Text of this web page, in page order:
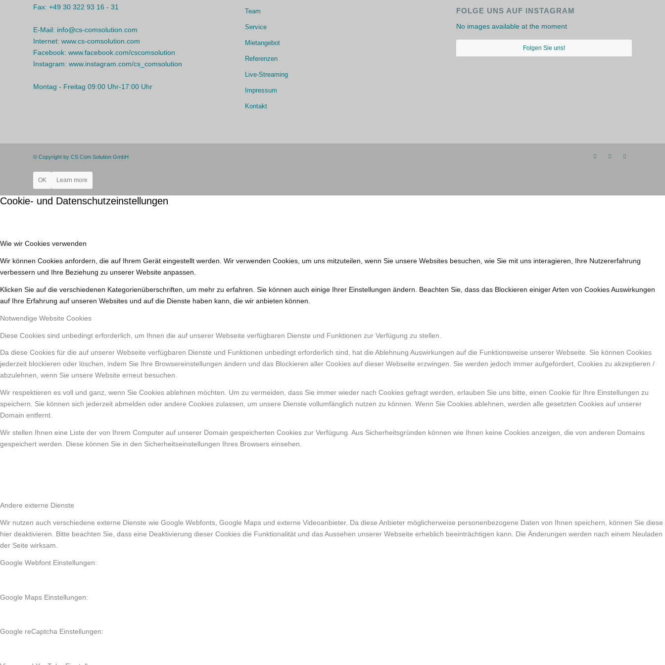
Fax: +49 30 322 93 16 - 31
E-Mail: info@cs-comsolution.com
Internet: www.cs-comsolution.com
Facebook: www.facebook.com/cscomsolution
Instagram: www.instagram.com/cs_comsolution
Montag - Freitag 09:00 Uhr-17:00 Uhr
Team
Service
Mietangebot
Referenzen
Live-Streaming
Impressum
Kontakt
FOLGE UNS AUF INSTAGRAM
No images available at the moment
Folgen Sie uns!
© Copyright by CS Com Solution GmbH
OK Learn more
Cookie- und Datenschutzeinstellungen
Wie wir Cookies verwenden
Wir können Cookies anfordern, die auf Ihrem Gerät eingestellt werden. Wir verwenden Cookies, um uns mitzuteilen, wenn Sie unsere Websites besuchen, wie Sie mit uns interagieren, Ihre Nutzererfahrung
verbessern und Ihre Beziehung zu unserer Website anpassen.
Klicken Sie auf die verschiedenen Kategorienüberschriften, um mehr zu erfahren. Sie können auch einige Ihrer Einstellungen ändern. Beachten Sie, dass das Blockieren einiger Arten von Cookies Auswirkungen
auf Ihre Erfahrung auf unseren Websites und auf die Dienste haben kann, die wir anbieten können.
Notwendige Website Cookies
Diese Cookies sind unbedingt erforderlich, um Ihnen die auf unserer Webseite verfügbaren Dienste und Funktionen zur Verfügung zu stellen.
Da diese Cookies für die auf unserer Webseite verfügbaren Dienste und Funktionen unbedingt erforderlich sind, hat die Ablehnung Auswirkungen auf die Funktionsweise unserer Webseite. Sie können Cookies
jederzeit blockieren oder löschen, indem Sie Ihre Browsereinstellungen ändern und das Blockieren aller Cookies auf dieser Webseite erzwingen. Sie werden jedoch immer aufgefordert, Cookies zu akzeptieren /
abzulehnen, wenn Sie unsere Website erneut besuchen.
Wir respektieren es voll und ganz, wenn Sie Cookies ablehnen möchten. Um zu vermeiden, dass Sie immer wieder nach Cookies gefragt werden, erlauben Sie uns bitte, einen Cookie für Ihre Einstellungen zu
speichern. Sie können sich jederzeit abmelden oder andere Cookies zulassen, um unsere Dienste vollumfänglich nutzen zu können. Wenn Sie Cookies ablehnen, werden alle gesetzten Cookies auf unserer
Domain entfernt.
Wir stellen Ihnen eine Liste der von Ihrem Computer auf unserer Domain gespeicherten Cookies zur Verfügung. Aus Sicherheitsgründen können wie Ihnen keine Cookies anzeigen, die von anderen Domains
gespeichert werden. Diese können Sie in den Sicherheitseinstellungen Ihres Browsers einsehen.
Andere externe Dienste
Wir nutzen auch verschiedene externe Dienste wie Google Webfonts, Google Maps und externe Videoanbieter. Da diese Anbieter möglicherweise personenbezogene Daten von Ihnen speichern, können Sie diese
hier deaktivieren. Bitte beachten Sie, dass eine Deaktivierung dieser Cookies die Funktionalität und das Aussehen unserer Webseite erheblich beeinträchtigen kann. Die Änderungen werden nach einem Neuladen
der Seite wirksam.
Google Webfont Einstellungen:
Google Maps Einstellungen:
Google reCaptcha Einstellungen: